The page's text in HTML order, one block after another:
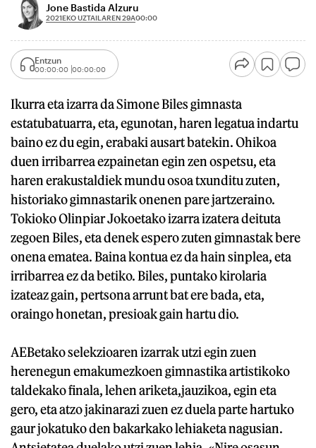
Jone Bastida Alzuru
2021EKO UZTAILAREN 29A00:00
Entzun
00:00:00 00:00:00
Ikurra eta izarra da Simone Biles gimnasta
estatubatuarra, eta, egunotan, haren legatua indartu
baino ez du egin, erabaki ausart batekin. Ohikoa
duen irribarrea ezpainetan egin zen ospetsu, eta
haren erakustaldiek mundu osoa txunditu zuten,
historiako gimnastarik onenen pare jartzeraino.
Tokioko Olinpiar Jokoetako izarra izatera deituta
zegoen Biles, eta denek espero zuten gimnastak bere
onena ematea. Baina kontua ez da hain sinplea, eta
irribarrea ez da betiko. Biles, puntako kirolaria
izateaz gain, pertsona arrunt bat ere bada, eta,
oraingo honetan, presioak gain hartu dio.
AEBetako selekzioaren izarrak utzi egin zuen
herenegun emakumezkoen gimnastika artistikoko
taldekako finala, lehen ariketa,jauzikoa, egin eta
gero, eta atzo jakinarazi zuen ez duela parte hartuko
gaur jokatuko den bakarkako lehiaketa nagusian.